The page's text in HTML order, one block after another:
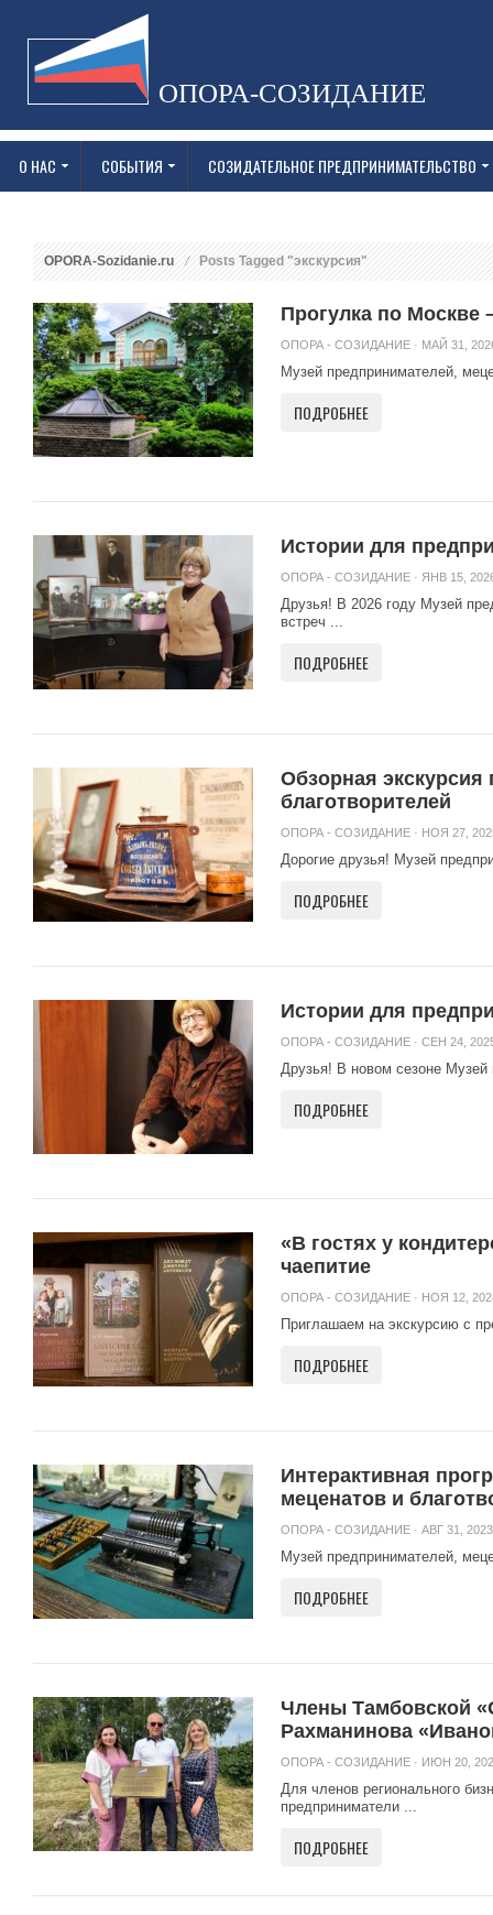
ОПОРА-СОЗИДАНИЕ
О НАС СОБЫТИЯ СОЗИДАТЕЛЬНОЕ ПРЕДПРИНИМАТЕЛЬСТВО
OPORA-Sozidanie.ru Posts Tagged "экскурсия"
Прогулка по Москве
ОПОРА - СОЗИДАНИЕ · МАЙ 31,
Музей предпринимателей,
ПОДРОБНЕЕ
Истории для
ОПОРА - СОЗИДАНИЕ · ЯНВ 15,
Друзья! В 2026 году Музей
встреч ...
ПОДРОБНЕЕ
Обзорная
благотворителей
ОПОРА - СОЗИДАНИЕ · НОЯ 27,
Дорогие друзья! Музей
ПОДРОБНЕЕ
Истории для
ОПОРА - СОЗИДАНИЕ · СЕН 24,
Друзья! В новом сезоне Музей
ПОДРОБНЕЕ
«В гостях у
чаепитие
ОПОРА - СОЗИДАНИЕ · НОЯ 12,
Приглашаем на экскурсию с
ПОДРОБНЕЕ
Интерактивная
меценатов и
ОПОРА - СОЗИДАНИЕ · АВГ 31, 2023
Музей предпринимателей,
ПОДРОБНЕЕ
Члены Тамбовской
Рахманинова
ОПОРА - СОЗИДАНИЕ · ИЮН 20,
Для членов регионального
предприниматели ...
ПОДРОБНЕЕ